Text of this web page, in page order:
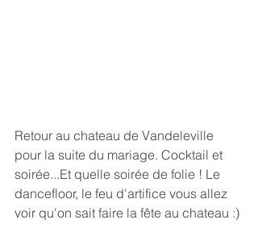
Retour au chateau de Vandeleville
pour la suite du mariage. Cocktail et
soirée...Et quelle soirée de folie ! Le
dancefloor, le feu d'artifice vous allez
voir qu'on sait faire la fête au chateau :)